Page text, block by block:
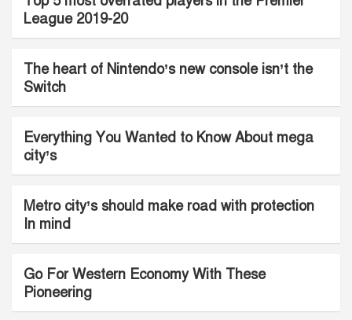
t
:
League 2019-20
The heart of Nintendo’s new console isn’t the
Switch
Everything You Wanted to Know About mega
city’s
Metro city’s should make road with protection
In mind
Go For Western Economy With These
Pioneering